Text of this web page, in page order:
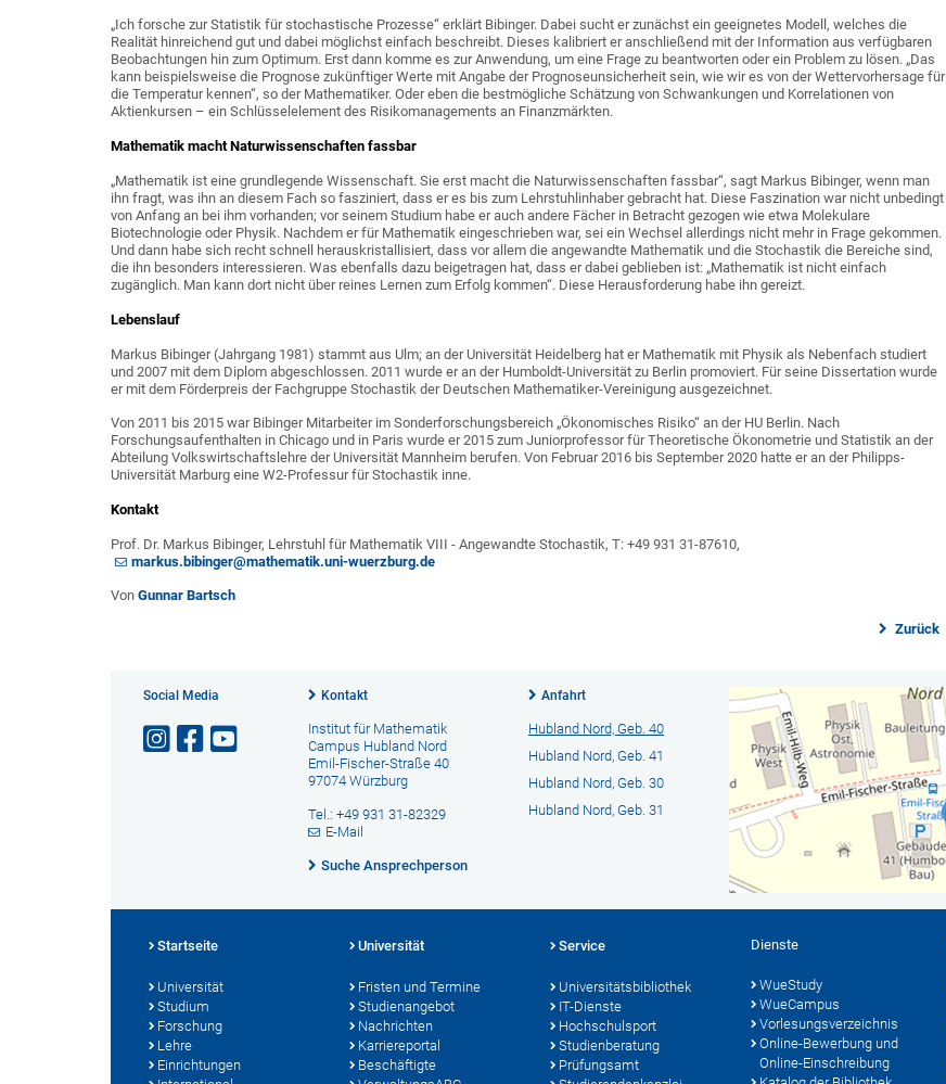
„Ich forsche zur Statistik für stochastische Prozesse“ erklärt Bibinger. Dabei sucht er zunächst ein geeignetes Modell, welches die
Realität hinreichend gut und dabei möglichst einfach beschreibt. Dieses kalibriert er anschließend mit der Information aus verfügbaren
Beobachtungen hin zum Optimum. Erst dann komme es zur Anwendung, um eine Frage zu beantworten oder ein Problem zu lösen. „Das
kann beispielsweise die Prognose zukünftiger Werte mit Angabe der Prognoseunsicherheit sein, wie wir es von der Wettervorhersage für
die Temperatur kennen“, so der Mathematiker. Oder eben die bestmögliche Schätzung von Schwankungen und Korrelationen von
Aktienkursen – ein Schlüsselelement des Risikomanagements an Finanzmärkten.
Mathematik macht Naturwissenschaften fassbar
„Mathematik ist eine grundlegende Wissenschaft. Sie erst macht die Naturwissenschaften fassbar“, sagt Markus Bibinger, wenn man
ihn fragt, was ihn an diesem Fach so fasziniert, dass er es bis zum Lehrstuhlinhaber gebracht hat. Diese Faszination war nicht unbedingt
von Anfang an bei ihm vorhanden; vor seinem Studium habe er auch andere Fächer in Betracht gezogen wie etwa Molekulare
Biotechnologie oder Physik. Nachdem er für Mathematik eingeschrieben war, sei ein Wechsel allerdings nicht mehr in Frage gekommen.
Und dann habe sich recht schnell herauskristallisiert, dass vor allem die angewandte Mathematik und die Stochastik die Bereiche sind,
die ihn besonders interessieren. Was ebenfalls dazu beigetragen hat, dass er dabei geblieben ist: „Mathematik ist nicht einfach
zugänglich. Man kann dort nicht über reines Lernen zum Erfolg kommen“. Diese Herausforderung habe ihn gereizt.
Lebenslauf
Markus Bibinger (Jahrgang 1981) stammt aus Ulm; an der Universität Heidelberg hat er Mathematik mit Physik als Nebenfach studiert
und 2007 mit dem Diplom abgeschlossen. 2011 wurde er an der Humboldt-Universität zu Berlin promoviert. Für seine Dissertation wurde
er mit dem Förderpreis der Fachgruppe Stochastik der Deutschen Mathematiker-Vereinigung ausgezeichnet.
Von 2011 bis 2015 war Bibinger Mitarbeiter im Sonderforschungsbereich „Ökonomisches Risiko“ an der HU Berlin. Nach
Forschungsaufenthalten in Chicago und in Paris wurde er 2015 zum Juniorprofessor für Theoretische Ökonometrie und Statistik an der
Abteilung Volkswirtschaftslehre der Universität Mannheim berufen. Von Februar 2016 bis September 2020 hatte er an der Philipps-
Universität Marburg eine W2-Professur für Stochastik inne.
Kontakt
Prof. Dr. Markus Bibinger, Lehrstuhl für Mathematik VIII - Angewandte Stochastik, T: +49 931 31-87610,
markus.bibinger@mathematik.uni-wuerzburg.de
Von Gunnar Bartsch
Zurück
Social Media Kontakt
Institut für Mathematik
Campus Hubland Nord
Emil-Fischer-Straße 40
97074 Würzburg
Tel.: +49 931 31-82329
E-Mail
Suche Ansprechperson
Anfahrt
Hubland Nord, Geb. 40
Hubland Nord, Geb. 41
Hubland Nord, Geb. 30
Hubland Nord, Geb. 31
Startseite
Universität
Studium
Forschung
Lehre
Einrichtungen
Universität
Fristen und Termine
Studienangebot
Nachrichten
Karriereportal
Beschäftigte
Service
Universitätsbibliothek
IT-Dienste
Hochschulsport
Studienberatung
Prüfungsamt
Dienste
WueStudy
WueCampus
Vorlesungsverzeichnis
Online-Bewerbung und
Online-Einschreibung